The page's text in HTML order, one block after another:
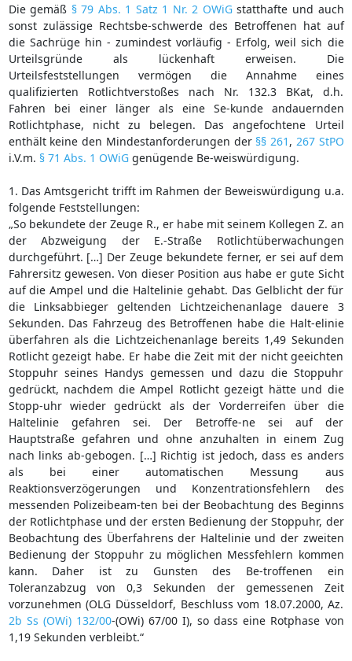
Die gemäß § 79 Abs. 1 Satz 1 Nr. 2 OWiGstatthafte und auch
sonst zulässige Rechtsbe-schwerde des Betroffenen hat auf
die Sachrüge hin - zumindest vorläufig - Erfolg, weil sich die
Urteilsgründe als lückenhaft erweisen. Die
Urteilsfeststellungen vermögen die Annahme eines
qualifizierten Rotlichtverstoßes nach Nr. 132.3 BKat, d.h.
Fahren bei einer länger als eine Se-kunde andauernden
Rotlichtphase, nicht zu belegen. Das angefochtene Urteil
enthält keine den Mindestanforderungen der §§ 261 , 267 StPO
i.V.m. § 71 Abs. 1 OWiGgenügende Be-weiswürdigung.
1. Das Amtsgericht trifft im Rahmen der Beweiswürdigung u.a.
folgende Feststellungen:
„So bekundete der Zeuge R., er habe mit seinem Kollegen Z. an
der Abzweigung der E.-Straße Rotlichtüberwachungen
durchgeführt. […] Der Zeuge bekundete ferner, er sei auf dem
Fahrersitz gewesen. Von dieser Position aus habe er gute Sicht
auf die Ampel und die Haltelinie gehabt. Das Gelblicht der für
die Linksabbieger geltenden Lichtzeichenanlage dauere 3
Sekunden. Das Fahrzeug des Betroffenen habe die Halt-elinie
überfahren als die Lichtzeichenanlage bereits 1,49 Sekunden
Rotlicht gezeigt habe. Er habe die Zeit mit der nicht geeichten
Stoppuhr seines Handys gemessen und dazu die Stoppuhr
gedrückt, nachdem die Ampel Rotlicht gezeigt hätte und die
Stopp-uhr wieder gedrückt als der Vorderreifen über die
Haltelinie gefahren sei. Der Betroffe-ne sei auf der
Hauptstraße gefahren und ohne anzuhalten in einem Zug
nach links ab-gebogen. […] Richtig ist jedoch, dass es anders
als bei einer automatischen Messung aus
Reaktionsverzögerungen und Konzentrationsfehlern des
messenden Polizeibeam-ten bei der Beobachtung des Beginns
der Rotlichtphase und der ersten Bedienung der Stoppuhr, der
Beobachtung des Überfahrens der Haltelinie und der zweiten
Bedienung der Stoppuhr zu möglichen Messfehlern kommen
kann. Daher ist zu Gunsten des Be-troffenen ein
Toleranzabzug von 0,3 Sekunden der gemessenen Zeit
vorzunehmen (OLG Düsseldorf, Beschluss vom 18.07.2000, Az.
2b Ss (OWi) 132/00-(OWi) 67/00 I), so dass eine Rotphase von
1,19 Sekunden verbleibt.“